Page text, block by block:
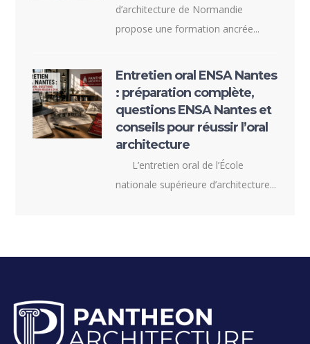
d’architecture de Normandie
propose une formation ancrée...
Entretien oral ENSA Nantes
: préparation complète,
questions ENSA Nantes et
conseils pour réussir l’oral
architecture
L’entretien oral de l’École
nationale supérieure d’architecture...